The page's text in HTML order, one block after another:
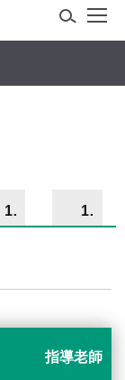
111學年 110學年
指導老師